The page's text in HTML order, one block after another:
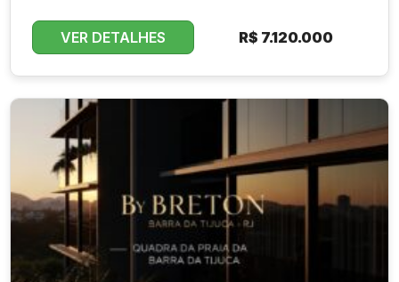
VER DETALHES R$ 7.120.000